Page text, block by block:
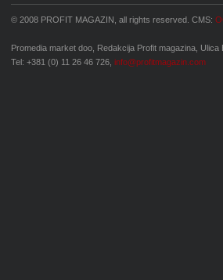
© 2008 PROFIT MAGAZIN, all rights reserved. CMS:
Promedia market doo, Redakcija Profit magazina, Ulica
Tel: +381 (0) 11 26 46 726, info@profitmagazin.com